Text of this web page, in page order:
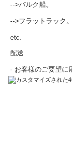
-->バルク船。
-->フラットラック。
etc.
配送
- お客様のご要望に